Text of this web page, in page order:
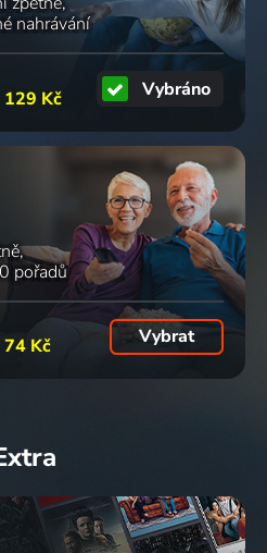
nahrávání
129 Kč Vybráno
pořadů
74 Kč Vybrat